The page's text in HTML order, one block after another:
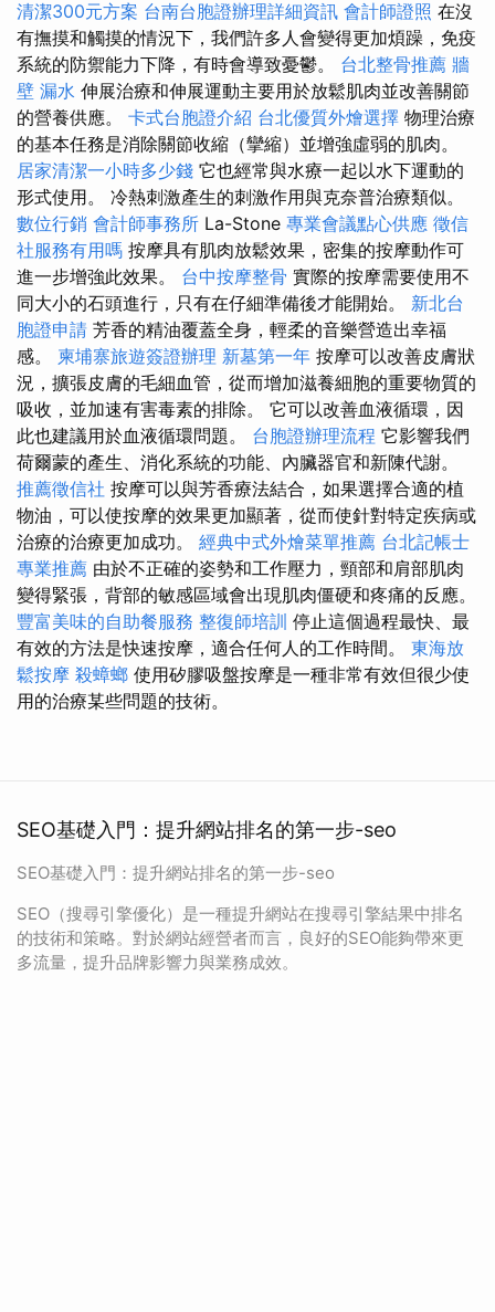
清潔300元方案 台南台胞證辦理詳細資訊 會計師證照 在沒
有撫摸和觸摸的情況下，我們許多人會變得更加煩躁，免疫
系統的防禦能力下降，有時會導致憂鬱。 台北整骨推薦 牆
壁 漏水 伸展治療和伸展運動主要用於放鬆肌肉並改善關節
的營養供應。 卡式台胞證介紹 台北優質外燴選擇 物理治療
的基本任務是消除關節收縮（攣縮）並增強虛弱的肌肉。
居家清潔一小時多少錢 它也經常與水療一起以水下運動的
形式使用。 冷熱刺激產生的刺激作用與克奈普治療類似。
數位行銷 會計師事務所 La-Stone 專業會議點心供應 徵信
社服務有用嗎 按摩具有肌肉放鬆效果，密集的按摩動作可
進一步增強此效果。 台中按摩整骨 實際的按摩需要使用不
同大小的石頭進行，只有在仔細準備後才能開始。 新北台
胞證申請 芳香的精油覆蓋全身，輕柔的音樂營造出幸福
感。 柬埔寨旅遊簽證辦理 新墓第一年 按摩可以改善皮膚狀
況，擴張皮膚的毛細血管，從而增加滋養細胞的重要物質的
吸收，並加速有害毒素的排除。 它可以改善血液循環，因
此也建議用於血液循環問題。 台胞證辦理流程 它影響我們
荷爾蒙的產生、消化系統的功能、內臟器官和新陳代謝。
推薦徵信社 按摩可以與芳香療法結合，如果選擇合適的植
物油，可以使按摩的效果更加顯著，從而使針對特定疾病或
治療的治療更加成功。 經典中式外燴菜單推薦 台北記帳士
專業推薦 由於不正確的姿勢和工作壓力，頸部和肩部肌肉
變得緊張，背部的敏感區域會出現肌肉僵硬和疼痛的反應。
豐富美味的自助餐服務 整復師培訓 停止這個過程最快、最
有效的方法是快速按摩，適合任何人的工作時間。 東海放
鬆按摩 殺蟑螂 使用矽膠吸盤按摩是一種非常有效但很少使
用的治療某些問題的技術。
SEO基礎入門：提升網站排名的第一步-seo
SEO基礎入門：提升網站排名的第一步-seo
SEO（搜尋引擎優化）是一種提升網站在搜尋引擎結果中排名
的技術和策略。對於網站經營者而言，良好的SEO能夠帶來更
多流量，提升品牌影響力與業務成效。